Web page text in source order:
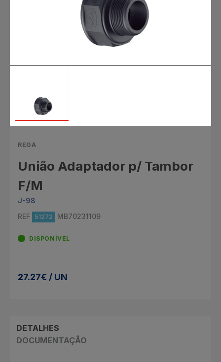
REGA
União Adaptador p/ Tambor
F/M
J-98
REF
51272 MB70231109
DISPONÍVEL
27.27€ / UN
DETALHES
DOCUMENTAÇÃO